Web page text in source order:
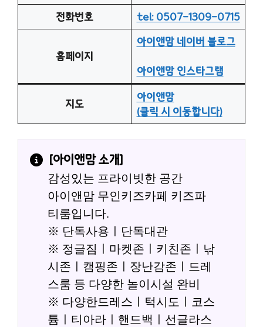
전화번호
tel: 0507-1309-0715
홈페이지
아이앤맘 네이버 블로그
아이앤맘 인스타그램
지도
아이앤맘
(클릭 시 이동합니다)
[아이앤맘 소개]
감성있는 프라이빗한 공간
아이앤맘 무인키즈카페 키즈파
티룸입니다.
※ 단독사용ㅣ단독대관
※ 정글짐ㅣ마켓존ㅣ키친존ㅣ낚
시존ㅣ캠핑존ㅣ장난감존ㅣ드레
스룸 등 다양한 놀이시설 완비
※ 다양한드레스ㅣ턱시도ㅣ코스
튬ㅣ티아라ㅣ핸드백ㅣ선글라스